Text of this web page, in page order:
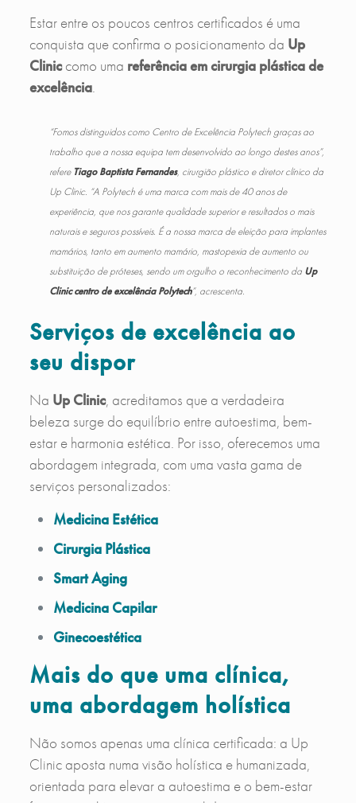
Estar entre os poucos centros certificados é uma
conquista que confirma o posicionamento da Up
Cliniccomo uma referência em cirurgia plástica de
excelência.
“Fomos distinguidos como Centro de Excelência Polytech graças ao
trabalho que a nossa equipa tem desenvolvido ao longo destes anos”,
refere Tiago Baptista Fernandes, cirurgião plástico e diretor clínico da
Up Clinic. “A Polytech é uma marca com mais de 40 anos de
experiência, que nos garante qualidade superior e resultados o mais
naturais e seguros possíveis. É a nossa marca de eleição para implantes
mamários, tanto em aumento mamário, mastopexia de aumento ou
substituição de próteses, sendo um orgulho o reconhecimento da Up
Clinic centro de excelência Polytech”, acrescenta.
Serviços de excelência ao
seu dispor
Na Up Clinic, acreditamos que a verdadeira
beleza surge do equilíbrio entre autoestima, bem-
estar e harmonia estética. Por isso, oferecemos uma
abordagem integrada, com uma vasta gama de
serviços personalizados:
Medicina Estética
Cirurgia Plástica
Smart Aging
Medicina Capilar
Ginecoestética
Mais do que uma clínica,
uma abordagem holística
Não somos apenas uma clínica certificada: a Up
Clinic aposta numa visão holística e humanizada,
orientada para elevar a autoestima e o bem-estar